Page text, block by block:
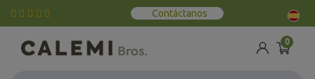
Contáctanos
0